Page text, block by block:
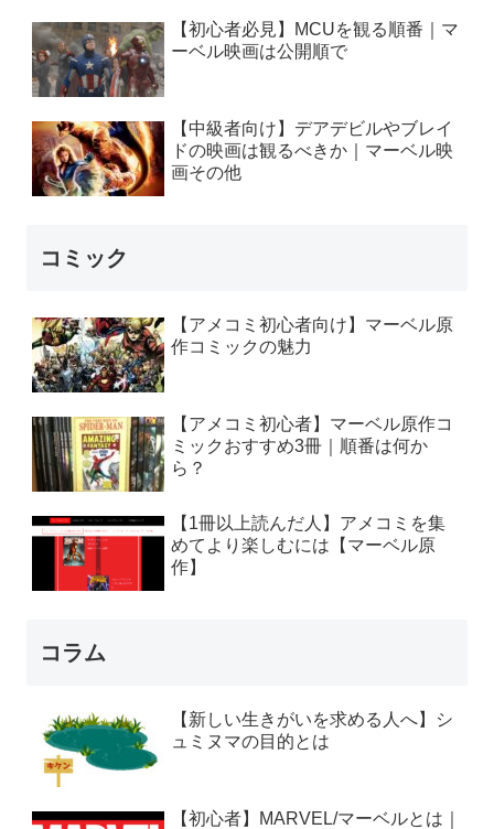
【初心者必見】MCUを観る順番｜マ
ーベル映画は公開順で
【中級者向け】デアデビルやブレイ
ドの映画は観るべきか｜マーベル映
画その他
コミック
【アメコミ初心者向け】マーベル原
作コミックの魅力
【アメコミ初心者】マーベル原作コ
ミックおすすめ3冊｜順番は何か
ら？
【1冊以上読んだ人】アメコミを集
めてより楽しむには【マーベル原
作】
コラム
【新しい生きがいを求める人へ】シ
ュミヌマの目的とは
【初心者】MARVEL/マーベルとは｜